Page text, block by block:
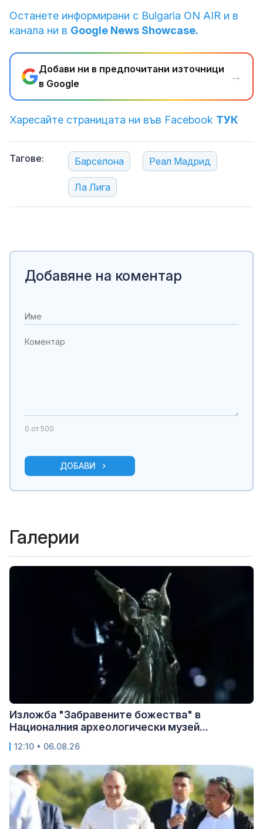
Останете информирани с Bulgaria ON AIR и в
канала ни в Google News Showcase.
Добави ни в предпочитани източници
в Google
→
Харесайте страницата ни във Facebook ТУК
Тагове: Барселона Реал Мадрид
Ла Лига
Добавяне на коментар
0 от 500
ДОБАВИ
Галерии
Изложба "Забравените божества" в
Националния археологически музей...
12:10 • 06.08.26